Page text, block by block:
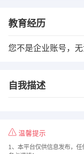
教育经历
您不是企业账号，
自我描述
温馨提示
1、本平台仅供信息发布，